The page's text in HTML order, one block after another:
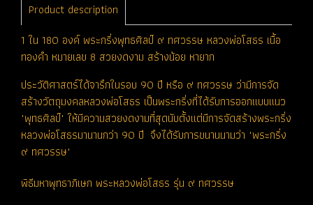
Product description
1 ใน 180 องค์ พระกริ่งพุทธศิลป์ ๙ ทศวรรษ หลวงพ่อโสธร เนื้อ
ทองคำ หมายเลข 8 สวยงดงาม สร้างน้อย หายาก
ประวัติศาสตร์ได้จารึกในรอบ 90 ปี หรือ ๙ ทศวรรษ ว่ามีการจัด
สร้างวัตถุมงคลหลวงพ่อโสธร เป็นพระกริ่งที่ได้รับการออกแบบแนว
"พุทธศิลป์" ให้มีความสวยงดงามที่สุดนับตั้งแต่มีการจัดสร้างพระกริ่ง
หลวงพ่อโสธรมานานกว่า 90 ปี จึงได้รับการขนานนามว่า "พระกริ่ง
๙ ทศวรรษ"
พิธีมหาพุทธาภิเษก พระหลวงพ่อโสธร รุ่น ๙ ทศวรรษ